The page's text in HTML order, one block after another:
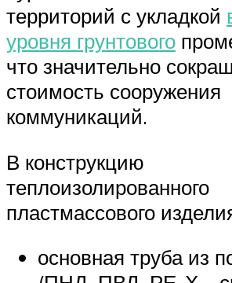
территорий с укладкой
уровня грунтового
что значительно
стоимость сооружения
коммуникаций.
В конструкцию
теплоизолированного
пластмассового
основная труба из